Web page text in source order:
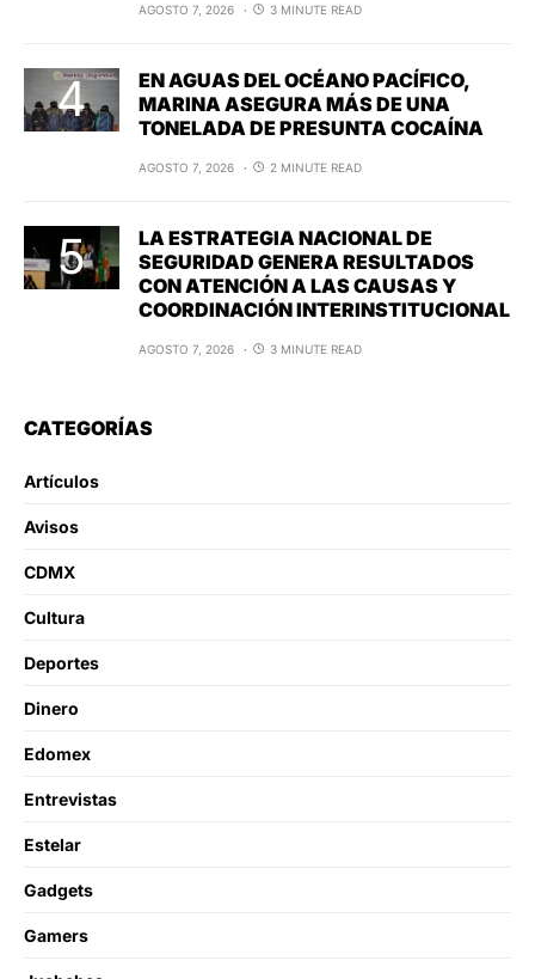
AGOSTO 7, 2026 3 MINUTE READ
EN AGUAS DEL OCÉANO PACÍFICO,
MARINA ASEGURA MÁS DE UNA
TONELADA DE PRESUNTA COCAÍNA
AGOSTO 7, 2026 2 MINUTE READ
LA ESTRATEGIA NACIONAL DE
SEGURIDAD GENERA RESULTADOS
CON ATENCIÓN A LAS CAUSAS Y
COORDINACIÓN INTERINSTITUCIONAL
AGOSTO 7, 2026 3 MINUTE READ
CATEGORÍAS
Artículos
Avisos
CDMX
Cultura
Deportes
Dinero
Edomex
Entrevistas
Estelar
Gadgets
Gamers